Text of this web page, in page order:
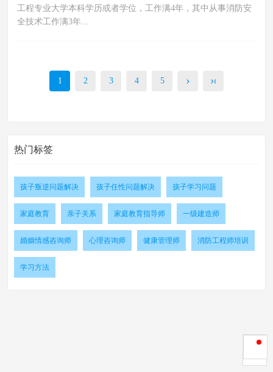
工程专业大学本科学历或者学位，工作满4年，其中从事消防安
全技术工作满3年...
1 2 3 4 5
热门标签
孩子叛逆问题解决 孩子任性问题解决 孩子学习问题
家庭教育 亲子关系 家庭教育指导师 一级建造师
婚姻情感咨询师 心理咨询师 健康管理师 消防工程师培训
学习方法